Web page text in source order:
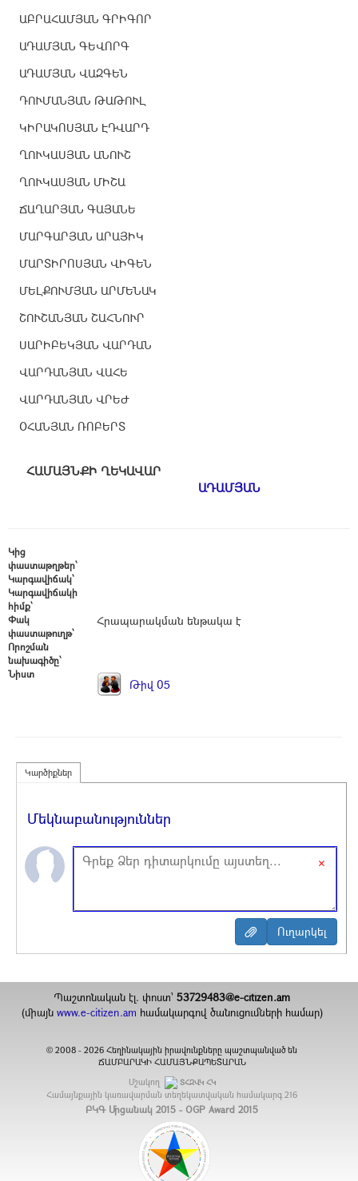
ԱԲՐԱՀԱՄՅԱՆ ԳՐԻԳՈՐ
ԱԴԱՄՅԱՆ ԳԵՎՈՐԳ
ԱԴԱՄՅԱՆ ՎԱԶԳԵՆ
ԴՈՒՄԱՆՅԱՆ ԹԱԹՈՒԼ
ԿԻՐԱԿՈՍՅԱՆ ԷԴՎԱՐԴ
ՂՈՒԿԱՍՅԱՆ ԱՆՈՒՇ
ՂՈՒԿԱՍՅԱՆ ՄԻՇԱ
ՃԱՂԱՐՅԱՆ ԳԱՅԱՆԵ
ՄԱՐԳԱՐՅԱՆ ԱՐԱՅԻԿ
ՄԱՐՏԻՐՈՍՅԱՆ ՎԻԳԵՆ
ՄԵԼՔՈՒՄՅԱՆ ԱՐՄԵՆԱԿ
ՇՈՒՇԱՆՅԱՆ ՇԱՀՆՈՒՐ
ՍԱՐԻԲԵԿՅԱՆ ՎԱՐԴԱՆ
ՎԱՐԴԱՆՅԱՆ ՎԱՀԵ
ՎԱՐԴԱՆՅԱՆ ՎՐԵԺ
ՕՀԱՆՅԱՆ ՌՈԲԵՐՏ
ՀԱՄԱՅՆՔԻ
ԱԴԱՄՅԱՆ
Կից
փաստաթղթեր՝
Կարգավիճակ՝
Կարգավիճակի
հիմք՝
Փակ
փաստաթուղթ՝
Հրապարակման ենթակա է
Որոշման
նախագիծը՝
Նիստ
Թիվ 05
Կարծիքներ
Մեկնաբանություններ
×
Պաշտոնական էլ. փոստ`53729483@e-citizen.am
(միայն www.e-citizen.am համակարգով ծանուցումների համար)
© 2008 -2026 Հեղինակային իրավունքները պաշտպանված են
ՃԱՄԲԱՐԱԿԻ ՀԱՄԱՅՆՔԱՊԵՏԱՐԱՆ
Մշակող
ՏՀԶՎԿ ՀԿ
Համայնքային կառավարման տեղեկատվական համակարգ 216
ԲԿԳ Մրցանակ 2015 - OGP Award 2015